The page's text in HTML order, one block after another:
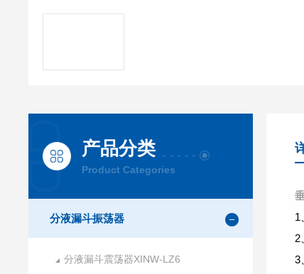
产品分类
Product Categories
分液漏斗振荡器
分液漏斗震荡器XINW-LZ6
1
2
3